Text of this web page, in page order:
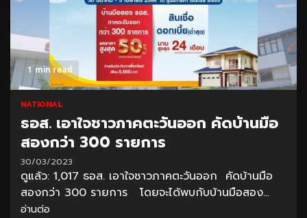
1 min read
NATIONAL
ธอส. เอาใจชาวภาคตะวันออก คัดบ้านมือ
สองกว่า 300 รายการ
30/03/2023
ดูแล้ว: 1,017 ธอส. เอาใจชาวภาคตะวันออก คัดบ้านมือ
สองกว่า 300 รายการ โดยจะได้พบกับบ้านมือสอง...
อ่านต่อ